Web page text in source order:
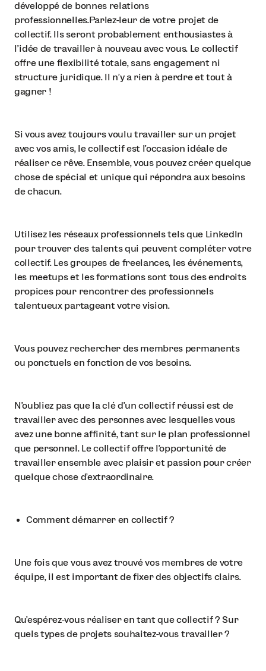
développé de bonnes relations
professionnelles.Parlez-leur de votre projet de
collectif. Ils seront probablement enthousiastes à
l'idée de travailler à nouveau avec vous. Le collectif
offre une flexibilité totale, sans engagement ni
structure juridique. Il n'y a rien à perdre et tout à
gagner !
Si vous avez toujours voulu travailler sur un projet
avec vos amis, le collectif est l'occasion idéale de
réaliser ce rêve. Ensemble, vous pouvez créer quelque
chose de spécial et unique qui répondra aux besoins
de chacun.
Utilisez les réseaux professionnels tels que LinkedIn
pour trouver des talents qui peuvent compléter votre
collectif. Les groupes de freelances, les événements,
les meetups et les formations sont tous des endroits
propices pour rencontrer des professionnels
talentueux partageant votre vision.
Vous pouvez rechercher des membres permanents
ou ponctuels en fonction de vos besoins.
N'oubliez pas que la clé d'un collectif réussi est de
travailler avec des personnes avec lesquelles vous
avez une bonne affinité, tant sur le plan professionnel
que personnel. Le collectif offre l'opportunité de
travailler ensemble avec plaisir et passion pour créer
quelque chose d'extraordinaire.
Comment démarrer en collectif ?
Une fois que vous avez trouvé vos membres de votre
équipe, il est important de fixer des objectifs clairs.
Qu'espérez-vous réaliser en tant que collectif ? Sur
quels types de projets souhaitez-vous travailler ?